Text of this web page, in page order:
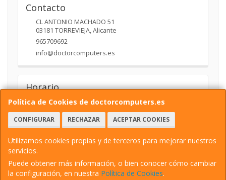
Política de Cookies de doctorcomputers.es
CONFIGURAR RECHAZAR ACEPTAR COOKIES
Utilizamos cookies propias y de terceros para mejorar nuestros
servicios.
Puede obtener más información, o bien conocer cómo cambiar
la configuración, en nuestra Política de Cookies.
Contacto
CL ANTONIO MACHADO 51
03181 TORREVIEJA,Alicante
965709692
info@doctorcomputers.es
Horario
10:00- 14:00 17:30 -19:30